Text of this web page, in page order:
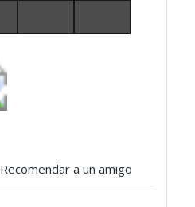
Recomendar a un amigo